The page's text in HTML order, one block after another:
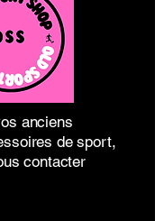
anciens
de sport,
contacter